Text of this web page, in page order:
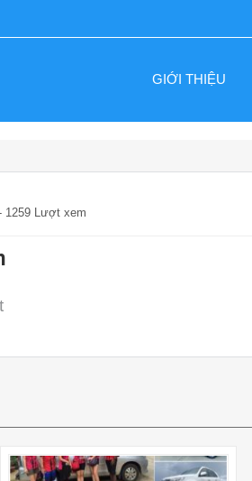
GIỚI THIỆU
1259 Lượt xem